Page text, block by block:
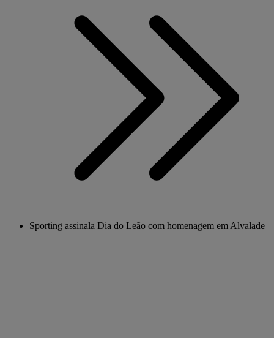
Sporting assinala Dia do Leão com homenagem em Alvalade